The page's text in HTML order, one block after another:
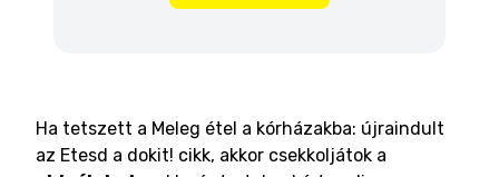
Ha tetszett a Meleg étel a kórházakba: újraindult
az Etesd a dokit! cikk, akkor csekkoljátok a